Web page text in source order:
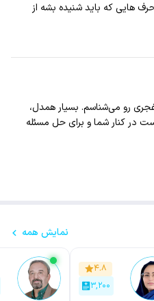
هایی که باید شنیده بشه از
رو می‌شناسم. بسیار همدل،
در کنار شما و برای حل مسئله
نمایش همه
۴.۸
۳,۲۰۰